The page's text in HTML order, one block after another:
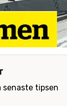
senaste tipsen